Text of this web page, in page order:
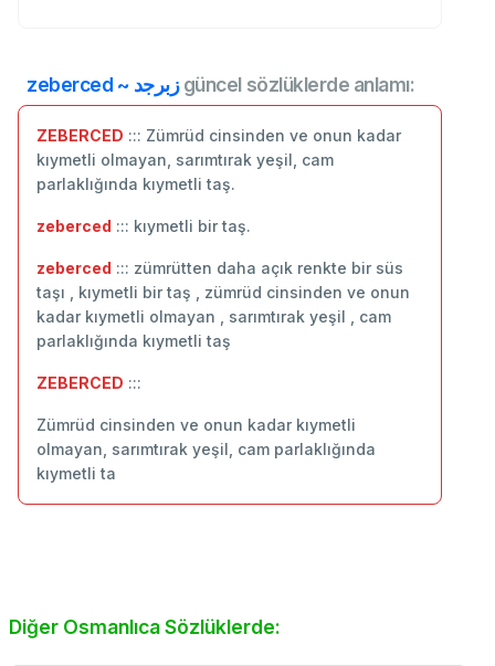
zeberced ~ زبرجدgüncel sözlüklerde anlamı:
ZEBERCED ::: Zümrüd cinsinden ve onun kadar
kıymetli olmayan, sarımtırak yeşil, cam
parlaklığında kıymetli taş.
zeberced ::: kıymetli bir taş.
zeberced ::: zümrütten daha açık renkte bir süs
taşı , kıymetli bir taş , zümrüd cinsinden ve onun
kadar kıymetli olmayan , sarımtırak yeşil , cam
parlaklığında kıymetli taş
ZEBERCED :::
Zümrüd cinsinden ve onun kadar kıymetli
olmayan, sarımtırak yeşil, cam parlaklığında
kıymetli ta
Diğer Osmanlıca Sözlüklerde: